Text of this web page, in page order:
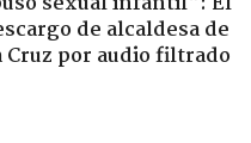
de alcaldesa de
Cruz por audio filtrado